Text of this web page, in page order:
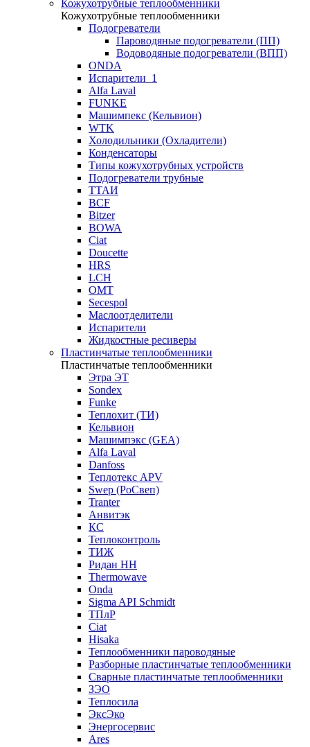
Кожухотрубные теплообменники
Кожухотрубные теплообменники
Подогреватели
Пароводяные подогреватели (ПП)
Водоводяные подогреватели (ВПП)
ONDA
Испарители_1
Alfa Laval
FUNKE
Машимпекс (Кельвион)
WTK
Холодильники (Охладители)
Конденсаторы
Типы кожухотрубных устройств
Подогреватели трубные
ТТАИ
BCF
Bitzer
BOWA
Ciat
Doucette
HRS
LCH
OMT
Secespol
Маслоотделители
Испарители
Жидкостные ресиверы
Пластинчатые теплообменники
Пластинчатые теплообменники
Этра ЭТ
Sondex
Funke
Теплохит (ТИ)
Кельвион
Машимпэкс (GEA)
Alfa Laval
Danfoss
Теплотекс APV
Swep (РоСвеп)
Tranter
Анвитэк
КС
Теплоконтроль
ТИЖ
Ридан НН
Thermowave
Onda
Sigma API Schmidt
ТПлР
Ciat
Hisaka
Теплообменники пароводяные
Разборные пластинчатые теплообменники
Сварные пластинчатые теплообменники
ЗЭО
Теплосила
ЭксЭко
Энергосервис
Ares